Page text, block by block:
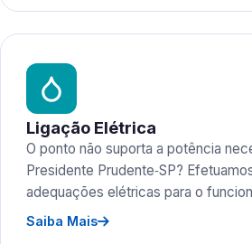
Ligação Elétrica
O ponto não suporta a potência
Presidente Prudente‑SP?
adequações elétricas para o
Saiba Mais